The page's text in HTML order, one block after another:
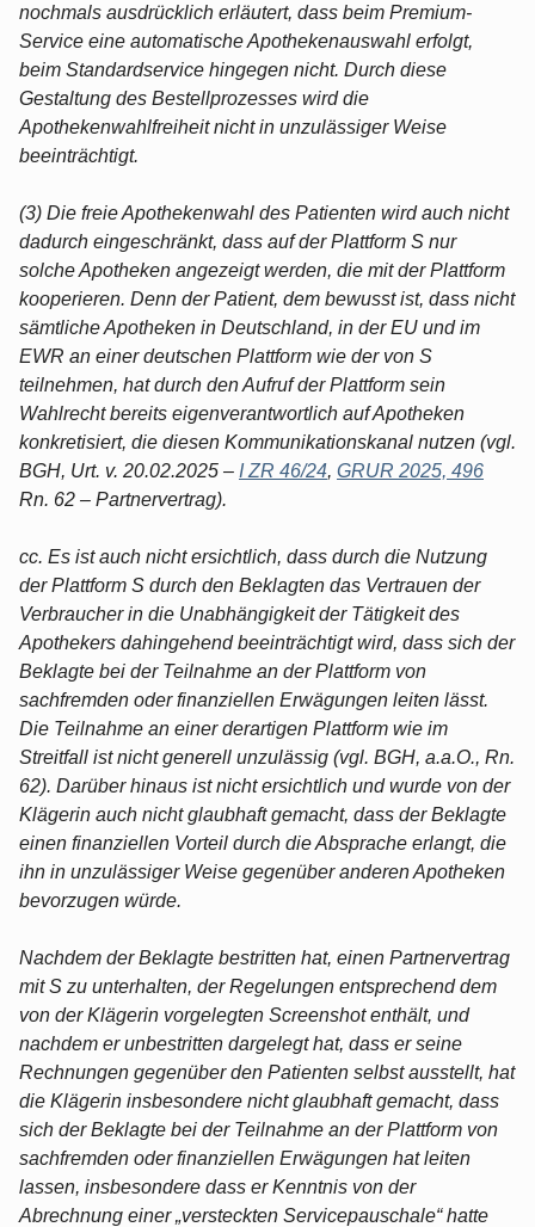
nochmals ausdrücklich erläutert, dass beim Premium-
Service eine automatische Apothekenauswahl erfolgt,
beim Standardservice hingegen nicht. Durch diese
Gestaltung des Bestellprozesses wird die
Apothekenwahlfreiheit nicht in unzulässiger Weise
beeinträchtigt.
(3) Die freie Apothekenwahl des Patienten wird auch nicht
dadurch eingeschränkt, dass auf der Plattform S nur
solche Apotheken angezeigt werden, die mit der Plattform
kooperieren. Denn der Patient, dem bewusst ist, dass nicht
sämtliche Apotheken in Deutschland, in der EU und im
EWR an einer deutschen Plattform wie der von S
teilnehmen, hat durch den Aufruf der Plattform sein
Wahlrecht bereits eigenverantwortlich auf Apotheken
konkretisiert, die diesen Kommunikationskanal nutzen (vgl.
BGH, Urt. v. 20.02.2025 – I ZR 46/24, GRUR 2025, 496
Rn. 62 – Partnervertrag).
cc. Es ist auch nicht ersichtlich, dass durch die Nutzung
der Plattform S durch den Beklagten das Vertrauen der
Verbraucher in die Unabhängigkeit der Tätigkeit des
Apothekers dahingehend beeinträchtigt wird, dass sich der
Beklagte bei der Teilnahme an der Plattform von
sachfremden oder finanziellen Erwägungen leiten lässt.
Die Teilnahme an einer derartigen Plattform wie im
Streitfall ist nicht generell unzulässig (vgl. BGH, a.a.O., Rn.
62). Darüber hinaus ist nicht ersichtlich und wurde von der
Klägerin auch nicht glaubhaft gemacht, dass der Beklagte
einen finanziellen Vorteil durch die Absprache erlangt, die
ihn in unzulässiger Weise gegenüber anderen Apotheken
bevorzugen würde.
Nachdem der Beklagte bestritten hat, einen Partnervertrag
mit S zu unterhalten, der Regelungen entsprechend dem
von der Klägerin vorgelegten Screenshot enthält, und
nachdem er unbestritten dargelegt hat, dass er seine
Rechnungen gegenüber den Patienten selbst ausstellt, hat
die Klägerin insbesondere nicht glaubhaft gemacht, dass
sich der Beklagte bei der Teilnahme an der Plattform von
sachfremden oder finanziellen Erwägungen hat leiten
lassen, insbesondere dass er Kenntnis von der
Abrechnung einer „versteckten Servicepauschale“ hatte